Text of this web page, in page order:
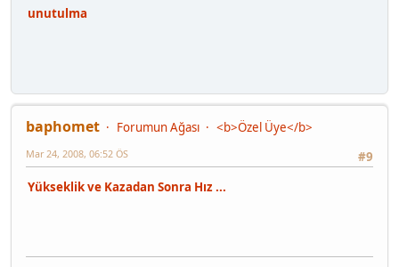
unutulma
baphomet Forumun Ağası
<b>Özel Üye</b>
#9
Mar 24, 2008, 06:52 ÖS
Yükseklik ve Kazadan Sonra Hız ...